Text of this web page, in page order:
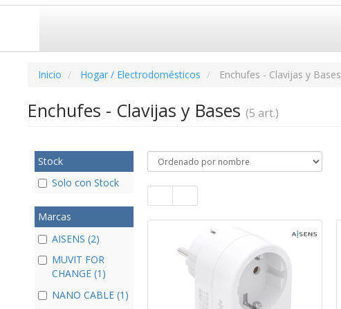
Inicio Hogar / Electrodomésticos Enchufes - Clavijas y Bases
Enchufes - Clavijas y Bases (5 art.)
Stock
Solo con Stock
Marcas
AISENS (2)
MUVIT FOR
CHANGE (1)
NANO CABLE (1)